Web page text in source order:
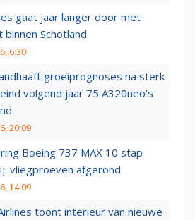
gaat jaar langer door met
binnen Schotland
6:30
groeiprognoses na sterk
volgend jaar 75 A320neo’s
20:09
Boeing 737 MAX 10 stap
vliegproeven afgerond
14:09
toont interieur van nieuwe